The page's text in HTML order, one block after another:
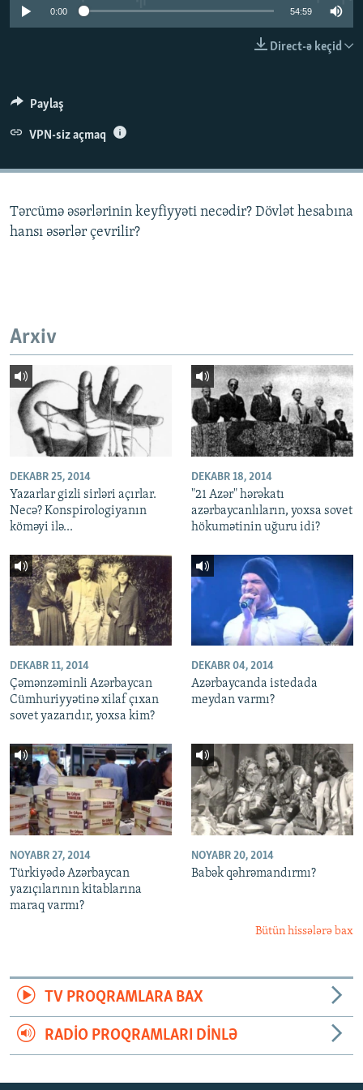
İNFOQRAFIKA
AZƏRBAYCAN ƏDƏBIYYATI KITABXANASI
MISSIYAMIZ
AZADLIQRADIOSU MOBIL TELEFONUNUZDA
BIZIMLƏ ƏLAQƏ
BIZI IZLƏ
RFE/RL-in bütün saytları
0:00 54:59
Direct-ə keçid
Paylaş
VPN-siz açmaq
Tərcümə əsərlərinin keyfiyyəti necədir? Dövlət hesabına
hansı əsərlər çevrilir?
Arxiv
DEKABR 25, 2014
Yazarlar gizli sirləri açırlar.
Necə? Konspirologiyanın
köməyi ilə...
DEKABR 18, 2014
"21 Azər" hərəkatı
azərbaycanlıların, yoxsa sovet
hökumətinin uğuru idi?
DEKABR 11, 2014
Çəmənzəminli Azərbaycan
Cümhuriyyətinə xilaf çıxan
sovet yazarıdır, yoxsa kim?
DEKABR 04, 2014
Azərbaycanda istedada
meydan varmı?
NOYABR 27, 2014
Türkiyədə Azərbaycan
yazıçılarının kitablarına
maraq varmı?
NOYABR 20, 2014
Babək qəhrəmandırmı?
Bütün hissələrə bax
TV PROQRAMLARA BAX
RADIO PROQRAMLARI DINLƏ